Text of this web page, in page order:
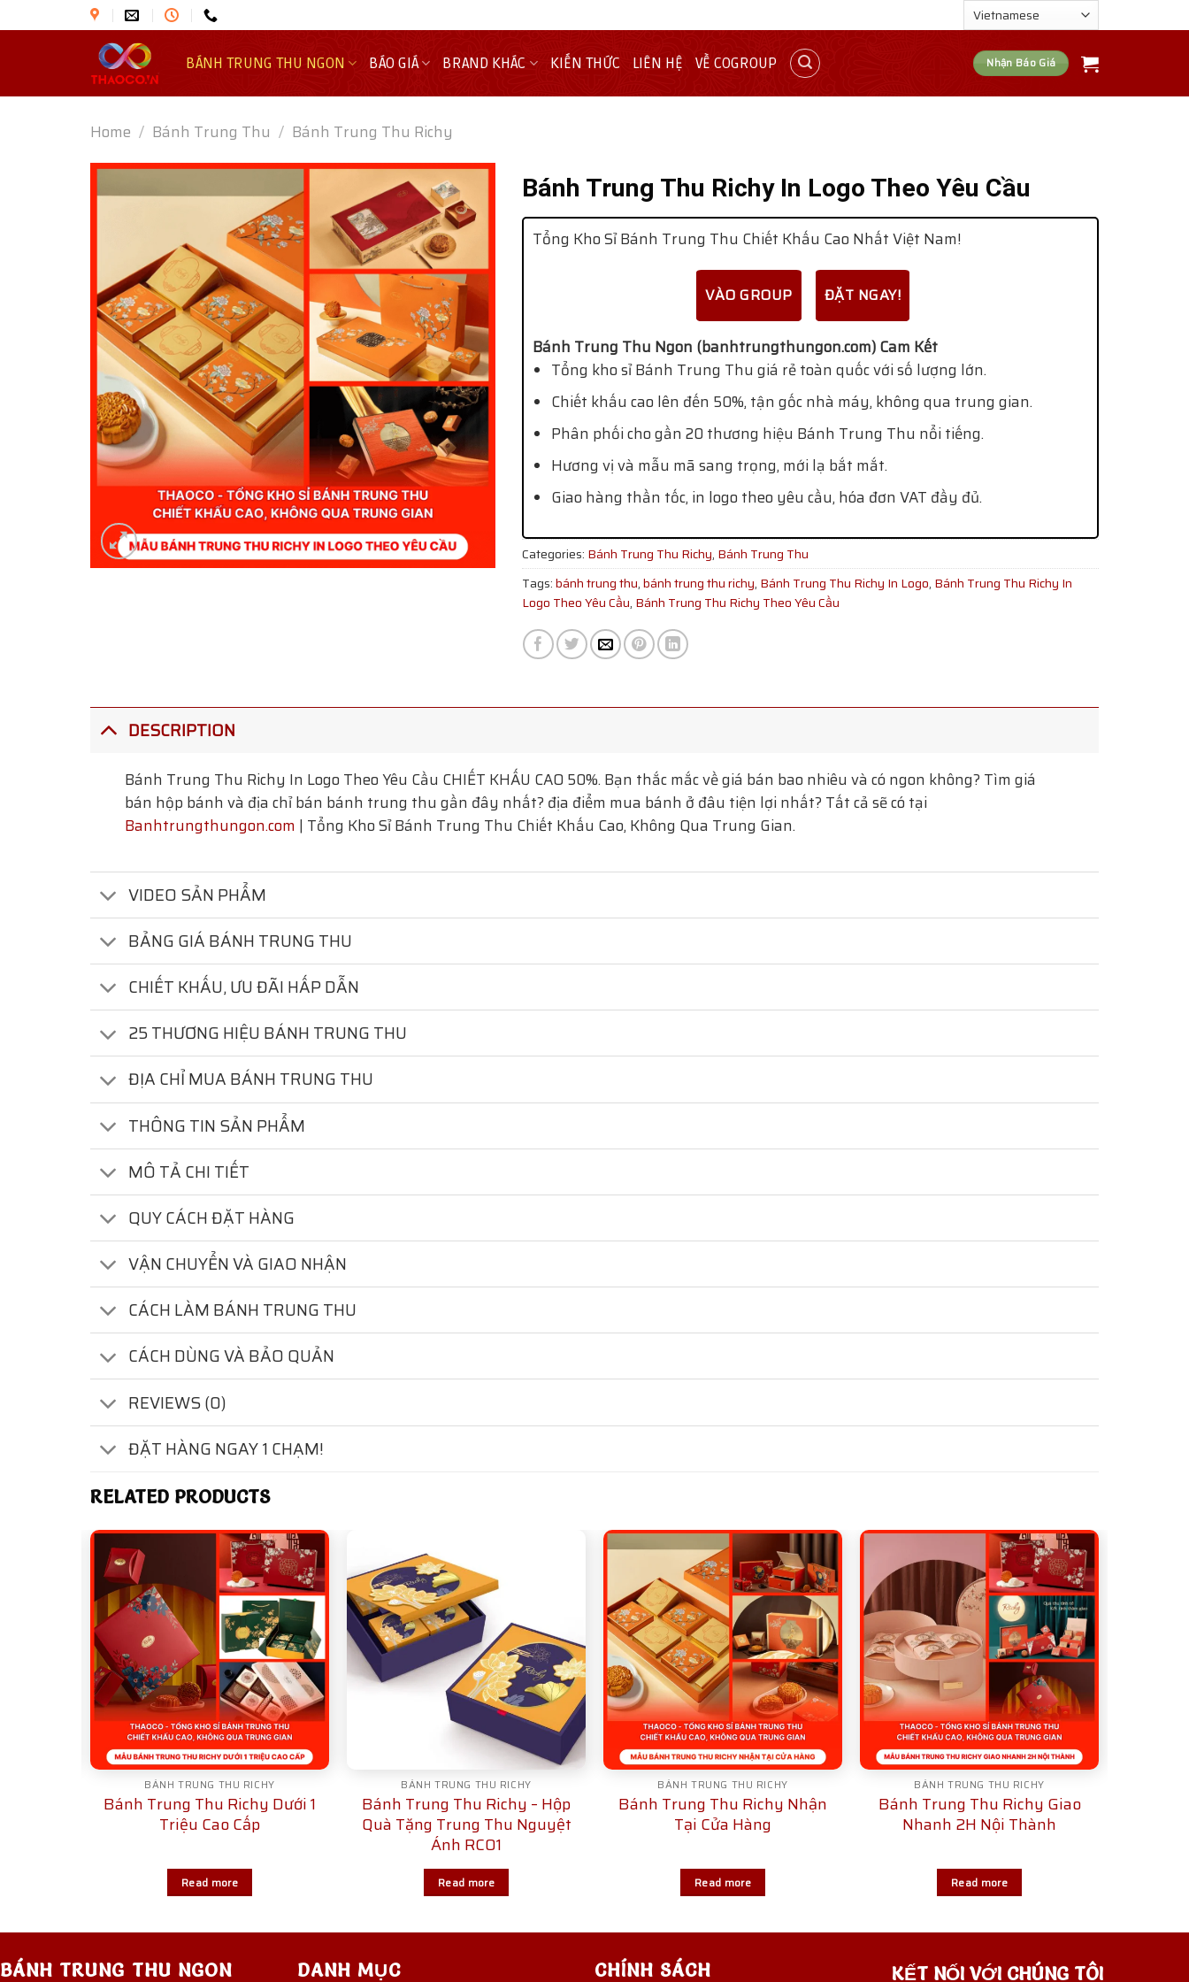
to
BÁNH TRUNG THU NGON BÁO GIÁ BRAND KHÁC KIẾN THỨC LIÊN HỆ VỀ COGROUP Nhận Báo Giá
Home / Bánh Trung Thu / Bánh Trung Thu Richy
Bánh Trung Thu Richy In Logo Theo Yêu Cầu
Tổng Kho Sỉ Bánh Trung Thu Chiết Khấu Cao Nhất Việt Nam!
VÀO GROUP ĐẶT NGAY!
Bánh Trung Thu Ngon (banhtrungthungon.com) Cam Kết
Tổng kho sỉ Bánh Trung Thu giá rẻ toàn quốc với số lượng lớn.
Chiết khấu cao lên đến 50%, tận gốc nhà máy, không qua trung gian.
Phân phối cho gần 20 thương hiệu Bánh Trung Thu nổi tiếng.
Hương vị và mẫu mã sang trọng, mới lạ bắt mắt.
Giao hàng thần tốc, in logo theo yêu cầu, hóa đơn VAT đầy đủ.
Categories: Bánh Trung Thu Richy, Bánh Trung Thu
Tags:bánh trung thu,bánh trung thu richy, Bánh Trung Thu Richy In Logo, Bánh Trung Thu Richy In
Logo Theo Yêu Cầu, Bánh Trung Thu Richy Theo Yêu Cầu
DESCRIPTION
Bánh Trung Thu Richy In Logo Theo Yêu Cầu CHIẾT KHẤU CAO 50%. Bạn thắc mắc về giá bán bao nhiêu và có ngon không? Tìm giá
bán hộp bánh và địa chỉ bán bánh trung thu gần đây nhất? địa điểm mua bánh ở đâu tiện lợi nhất? Tất cả sẽ có tại
Banhtrungthungon.com | Tổng Kho Sỉ Bánh Trung Thu Chiết Khấu Cao, Không Qua Trung Gian.
VIDEO SẢN PHẨM
BẢNG GIÁ BÁNH TRUNG THU
CHIẾT KHẤU, ƯU ĐÃI HẤP DẪN
25 THƯƠNG HIỆU BÁNH TRUNG THU
ĐỊA CHỈ MUA BÁNH TRUNG THU
THÔNG TIN SẢN PHẨM
MÔ TẢ CHI TIẾT
QUY CÁCH ĐẶT HÀNG
VẬN CHUYỂN VÀ GIAO NHẬN
CÁCH LÀM BÁNH TRUNG THU
CÁCH DÙNG VÀ BẢO QUẢN
REVIEWS (0)
ĐẶT HÀNG NGAY 1 CHẠM!
RELATED PRODUCTS
BÁNH TRUNG THU RICHY
Bánh Trung Thu Richy Dưới 1
Triệu Cao Cấp
Read more
BÁNH TRUNG THU RICHY
Bánh Trung Thu Richy – Hộp
Quà Tặng Trung Thu Nguyệt
Ánh RC01
Read more
BÁNH TRUNG THU RICHY
Bánh Trung Thu Richy Nhận
Tại Cửa Hàng
Read more
BÁNH TRUNG THU RICHY
Bánh Trung Thu Richy Giao
Nhanh 2H Nội Thành
Read more
BÁNH TRUNG THU NGON DANH MỤC CHÍNH SÁCH KẾT NỐI VỚI CHÚNG TÔI